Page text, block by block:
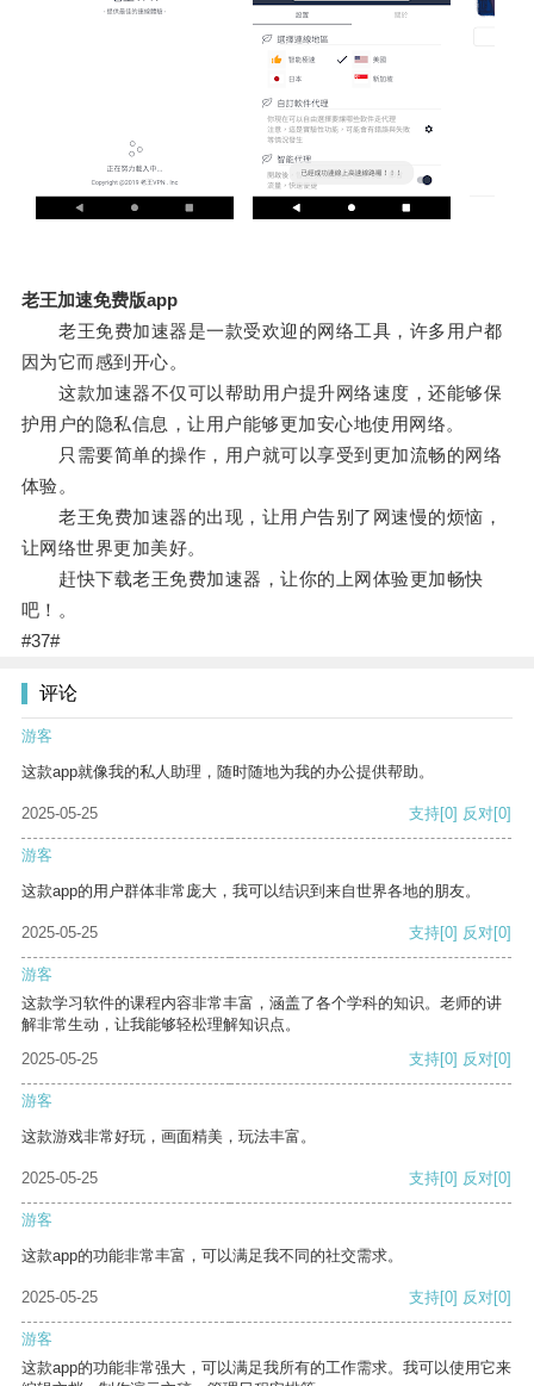
老王加速免费版app
老王免费加速器是一款受欢迎的网络工具，许多用户都
因为它而感到开心。
这款加速器不仅可以帮助用户提升网络速度，还能够保
护用户的隐私信息，让用户能够更加安心地使用网络。
只需要简单的操作，用户就可以享受到更加流畅的网络
体验。
老王免费加速器的出现，让用户告别了网速慢的烦恼，
让网络世界更加美好。
赶快下载老王免费加速器，让你的上网体验更加畅快
吧！。
#37#
评论
游客
这款app就像我的私人助理，随时随地为我的办公提供帮助。
2025-05-25 支持[0] 反对[0]
游客
这款app的用户群体非常庞大，我可以结识到来自世界各地的朋友。
2025-05-25 支持[0] 反对[0]
游客
这款学习软件的课程内容非常丰富，涵盖了各个学科的知识。老师的讲
解非常生动，让我能够轻松理解知识点。
2025-05-25
支持[0] 反对[0]
游客
这款游戏非常好玩，画面精美，玩法丰富。
2025-05-25 支持[0] 反对[0]
游客
这款app的功能非常丰富，可以满足我不同的社交需求。
2025-05-25 支持[0] 反对[0]
游客
这款app的功能非常强大，可以满足我所有的工作需求。我可以使用它来